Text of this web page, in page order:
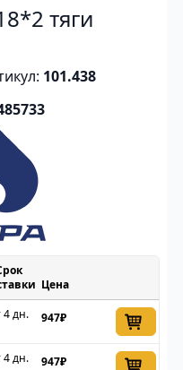
тяги
101.438
Цена
4 дн. 947₽
4 дн. 947₽